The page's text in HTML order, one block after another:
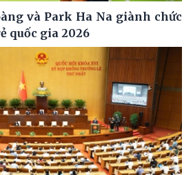
và Park Ha Na giành chức
quốc gia 2026